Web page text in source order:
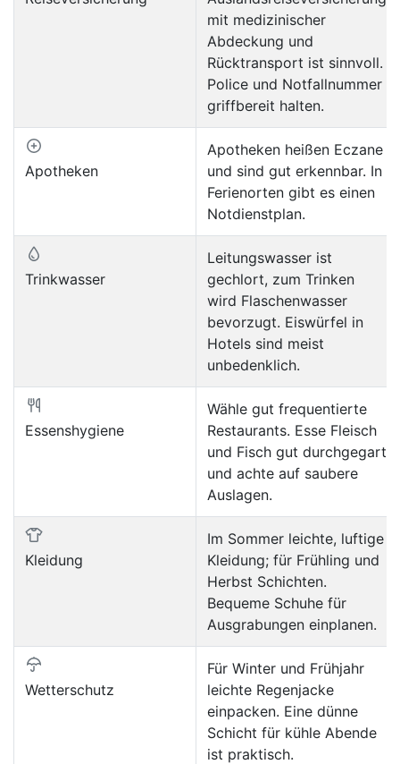
mit medizinischer
Abdeckung und
Rücktransport ist sinnvoll.
Police und Notfallnummer
griffbereit halten.
Apotheken
Apotheken heißen Eczane
und sind gut erkennbar. In
Ferienorten gibt es einen
Notdienstplan.
Trinkwasser
Leitungswasser ist
gechlort, zum Trinken
wird Flaschenwasser
bevorzugt. Eiswürfel in
Hotels sind meist
unbedenklich.
Essenshygiene
Wähle gut frequentierte
Restaurants. Esse Fleisch
und Fisch gut durchgegart
und achte auf saubere
Auslagen.
Kleidung
Im Sommer leichte, luftige
Kleidung; für Frühling und
Herbst Schichten.
Bequeme Schuhe für
Ausgrabungen einplanen.
Wetterschutz
Für Winter und Frühjahr
leichte Regenjacke
einpacken. Eine dünne
Schicht für kühle Abende
ist praktisch.